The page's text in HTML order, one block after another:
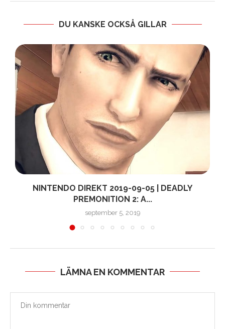
DU KANSKE OCKSÅ GILLAR
NINTENDO DIREKT 2019-09-05 | DEADLY
PREMONITION 2: A...
september 5, 2019
LÄMNA EN KOMMENTAR